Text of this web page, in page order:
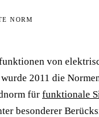
NORM
von
2011 die
für funktionale
besonderer